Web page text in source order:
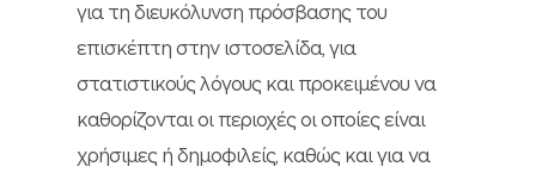
για τη διευκόλυνση πρόσβασης του
επισκέπτη στην ιστοσελίδα, για
στατιστικούς λόγους και προκειμένου να
καθορίζονται οι περιοχές οι οποίες είναι
χρήσιμες ή δημοφιλείς, καθώς και για να